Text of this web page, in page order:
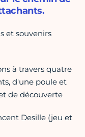
et souvenirs
à travers quatre
d'une poule et
de découverte
Desille (jeu et